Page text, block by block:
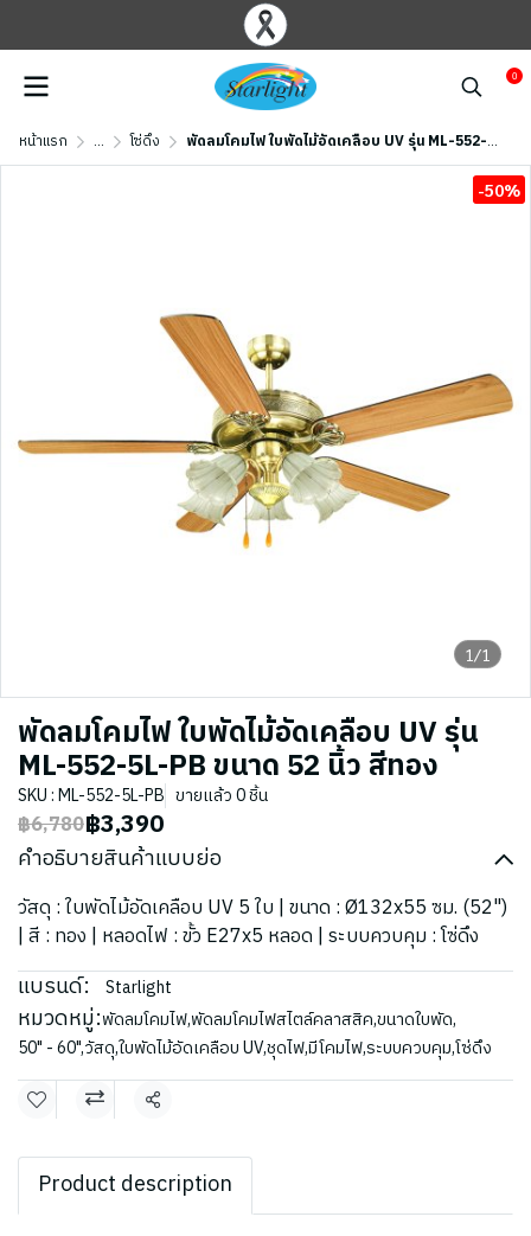
0
หน้าแรก ... โซ่ดึง พัดลมโคมไฟ ใบพัดไม้อัดเคลือบ UV รุ่น ML-552-5L-PB ขนาด 52 นิ้ว สีทอง
1/1
-50%
พัดลมโคมไฟ ใบพัดไม้อัดเคลือบ UV รุ่น
ML-552-5L-PB ขนาด 52 นิ้ว สีทอง
SKU : ML-552-5L-PB ขายแล้ว 0 ชิ้น
฿6,780฿3,390
คำอธิบายสินค้าแบบย่อ
วัสดุ : ใบพัดไม้อัดเคลือบ UV 5 ใบ | ขนาด : Ø132x55 ซม. (52")
| สี : ทอง | หลอดไฟ : ขั้ว E27x5 หลอด | ระบบควบคุม : โซ่ดึง
แบรนด์: Starlight
หมวดหมู่:พัดลมโคมไฟ,พัดลมโคมไฟสไตล์คลาสสิค,ขนาดใบพัด,
50" - 60",วัสดุ,ใบพัดไม้อัดเคลือบ UV,ชุดไฟ,มีโคมไฟ,ระบบควบคุม,โซ่ดึง
แชร์
Product description